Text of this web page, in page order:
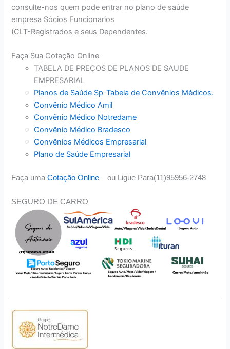
consulte-nos quem pode entrar no plano de saúde
empresa Sócios Funcionarios
(CLT-Registrados e seus Dependentes.
Faça Sua Cotação Online
TABELA DE PREÇOS DE PLANOS DE SAUDE
EMPRESARIAL
Planos de Saúde Sp-Tabela de Convênios Médicos.
Convênio Médico Amil
Convênio Médico Notredame
Convênio Médico Bradesco
Convênios Médicos Empresarial
Plano de Saúde Empresarial
Faça umaCotação Online ou Ligue Para(11)95956-2748
SEGURO DE CARRO